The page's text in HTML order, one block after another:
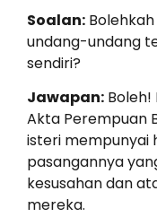
Soalan:
undang-undang
sendiri?
Jawapan: Boleh!
Akta Perempuan
isteri mempunyai
pasangannya
kesusahan dan
mereka.